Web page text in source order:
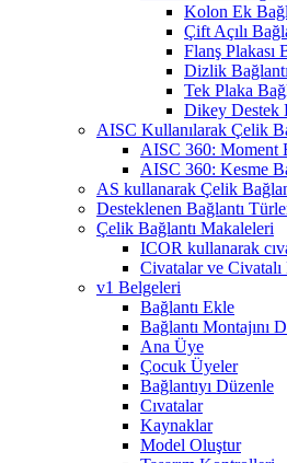
Kolon Ek
Çift Açılı
Flanş Plakası
Dizlik
Tek Plaka
Dikey Destek
AISC Kullanılarak Çelik
AISC 360: Moment
AISC 360: Kesme
AS kullanarak Çelik
Desteklenen Bağlantı
Çelik Bağlantı Makaleleri
ICOR kullanarak
Civatalar ve Civatalı
v1 Belgeleri
Bağlantı Ekle
Bağlantı Montajını
Ana Üye
Çocuk Üyeler
Bağlantıyı Düzenle
Cıvatalar
Kaynaklar
Model Oluştur